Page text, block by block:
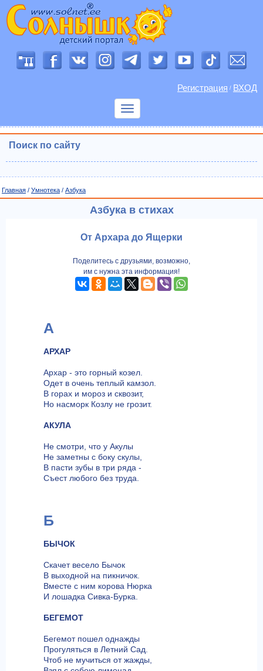
Регистрация / ВХОД
Показать
Поиск по сайту
Главная / Умнотека / Азбука
Азбука в стихах
От Архара до Ящерки
Поделитесь с друзьями, возможно,
им с нужна эта информация!
А
АРХАР
Архар - это горный козел.
Одет в очень теплый камзол.
В горах и мороз и сквозит,
Но насморк Козлу не грозит.
АКУЛА
Не смотри, что у Акулы
Не заметны с боку скулы,
В пасти зубы в три ряда -
Съест любого без труда.
Б
БЫЧОК
Скачет весело Бычок
В выходной на пикничок.
Вместе с ним корова Нюрка
И лошадка Сивка-Бурка.
БЕГЕМОТ
Бегемот пошел однажды
Прогуляться в Летний Сад.
Чтоб не мучиться от жажды,